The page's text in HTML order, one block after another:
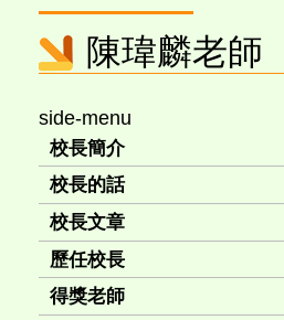
陳瑋麟老師
side-menu
校長簡介
校長的話
校長文章
歷任校長
得獎老師